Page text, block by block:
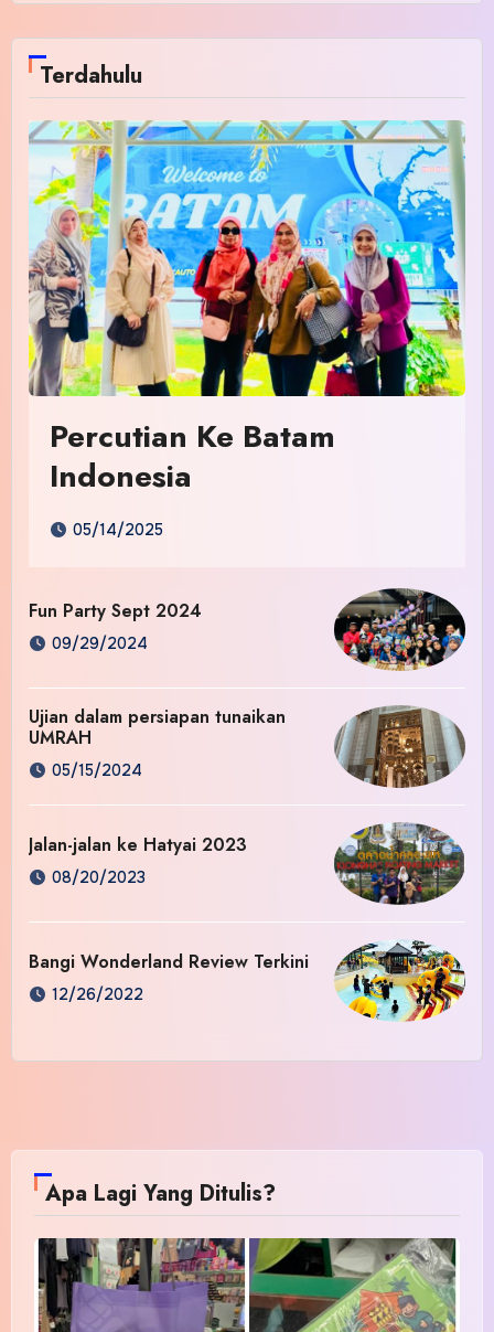
Terdahulu
Percutian Ke Batam
Indonesia
05/14/2025
Fun Party Sept 2024
09/29/2024
Ujian dalam persiapan tunaikan
UMRAH
05/15/2024
Jalan-jalan ke Hatyai 2023
08/20/2023
Bangi Wonderland Review Terkini
12/26/2022
Apa Lagi Yang Ditulis?